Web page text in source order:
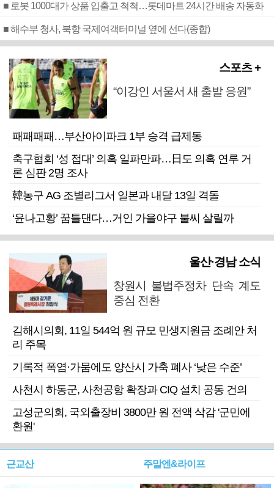
■ 로봇 1000대가 상품 입출고 척척…롯데마트 24시간 배송 자동화
■ 해수부 청사, 북항 국제여객터미널 옆에 선다(종합)
스포츠 +
“이강인 서울서 새 출발 응원”
패패패패…부산아이파크 1부 승격 급제동
축구협회 ‘성 접대’ 의혹 일파만파…日도 의혹 연루 거
론 심판 2명 조사
韓농구 AG 조별리그서 일본과 내달 13일 격돌
‘윤나고황’ 꿈틀댄다…거인 가을야구 불씨 살릴까
울산·경남 소식
창원시 불법주정차 단속 계도
중심 전환
김해시의회, 11일 544억 원 규모 민생지원금 조례안 처
리 주목
기록적 폭염·가뭄에도 양산시 가축 폐사 ‘낮은 수준’
사천시 하동군, 사천공항 확장과 CIQ 설치 공동 건의
고성군의회, 국외출장비 3800만 원 전액 삭감 '군민에
환원'
근교산 주말엔&라이프